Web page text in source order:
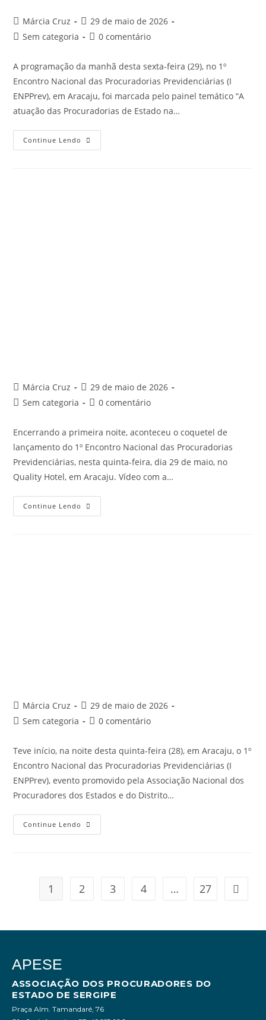
Márcia Cruz
29 de maio de 2026
Sem categoria
0 comentário
A programação da manhã desta sexta-feira (29), no 1º
Encontro Nacional das Procuradorias Previdenciárias (I
ENPPrev), em Aracaju, foi marcada pelo painel temático “A
atuação das Procuradorias de Estado na…
Continue Lendo
Márcia Cruz
29 de maio de 2026
Sem categoria
0 comentário
Encerrando a primeira noite, aconteceu o coquetel de
lançamento do 1º Encontro Nacional das Procuradorias
Previdenciárias, nesta quinta-feira, dia 29 de maio, no
Quality Hotel, em Aracaju. Vídeo com a…
Continue Lendo
Márcia Cruz
29 de maio de 2026
Sem categoria
0 comentário
Teve início, na noite desta quinta-feira (28), em Aracaju, o 1º
Encontro Nacional das Procuradorias Previdenciárias (I
ENPPrev), evento promovido pela Associação Nacional dos
Procuradores dos Estados e do Distrito…
Continue Lendo
1 2 3 4 … 27
APESE
ASSOCIAÇÃO DOS PROCURADORES DO
ESTADO DE SERGIPE
Praça Alm. Tamandaré, 76